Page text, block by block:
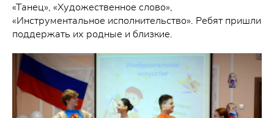
«Танец», «Художественное слово»,
«Инструментальное исполнительство». Ребят пришли
поддержать их родные и близкие.